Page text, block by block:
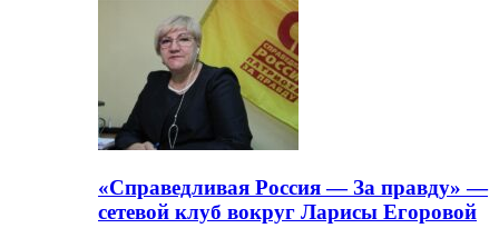
«Справедливая Россия — За правду» —
сетевой клуб вокруг Ларисы Егоровой